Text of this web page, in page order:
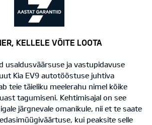
KELLELE VÕITE LOOTA
usaldusväärsuse ja vastupidavuse
Kia EV9 autotööstuse juhtiva
teie täieliku meelerahu nimel kõike
tagumiseni. Kehtimisajal on see
järgnevale omanikule, nii et te saate
kui peaksite selle